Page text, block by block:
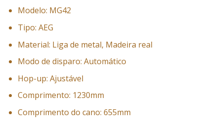
Modelo: MG42
Tipo: AEG
Material: Liga de metal, Madeira real
Modo de disparo: Automático
Hop-up: Ajustável
Comprimento: 1230mm
Comprimento do cano: 655mm